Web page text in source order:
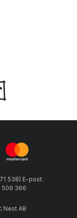
538) E-post:
509 366
Nest AB